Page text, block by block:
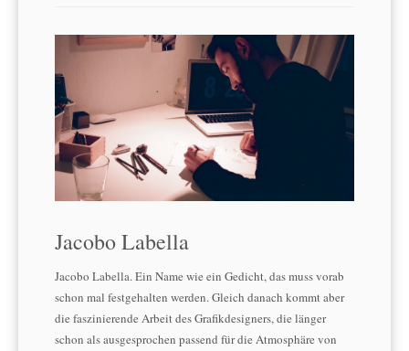
Jacobo Labella
Jacobo Labella. Ein Name wie ein Gedicht, das muss vorab
schon mal festgehalten werden. Gleich danach kommt aber
die faszinierende Arbeit des Grafikdesigners, die länger
schon als ausgesprochen passend für die Atmosphäre von